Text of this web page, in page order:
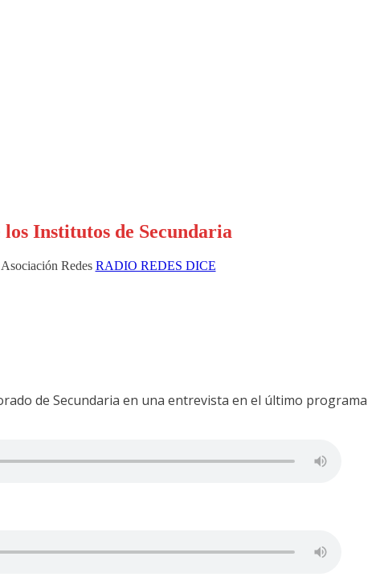
Institutos de Secundaria
Asociación Redes RADIO REDES DICE
de Secundaria en una entrevista en el último programa